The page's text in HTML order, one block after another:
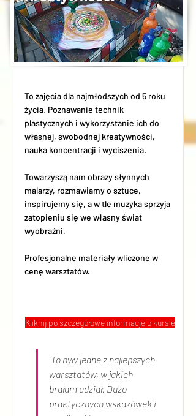
To zajęcia dla najmłodszych od 5 roku
życia. Poznawanie technik
plastycznych i wykorzystanie ich do
własnej, swobodnej kreatywności,
nauka koncentracji i wyciszenia.
Towarzyszą nam obrazy słynnych
malarzy, rozmawiamy o sztuce,
inspirujemy się, a w tle muzyka sprzyja
zatopieniu się we własny świat
wyobraźni.
Profesjonalne materiały wliczone w
cenę warsztatów.
Kliknij po szczegółowe informacje o kursie
“To były jedne z najlepszych
warsztatów, w jakich
brałam udział. Dużo
praktycznych wskazówek i